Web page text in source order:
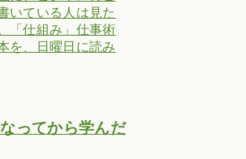
いている人は見た
「仕組み」仕事術
を、日曜日に読み
ってから学んだ